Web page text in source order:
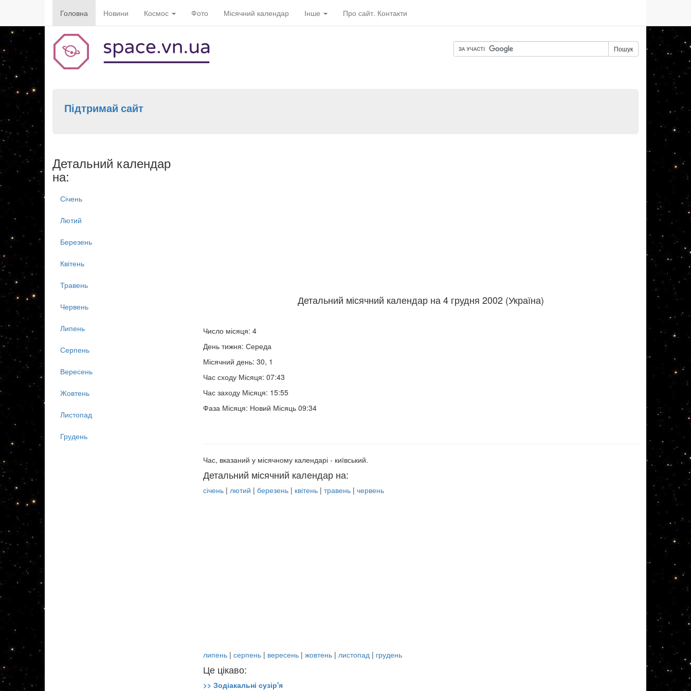
Головна Новини Космос Фото Місячний календар Інше Про сайт. Контакти
Пошук
Підтримай сайт
Детальний місячний календар на 4 грудня 2002 (Україна)
Число місяця: 4
День тижня: Середа
Місячний день: 30, 1
Час сходу Місяця: 07:43
Час заходу Місяця: 15:55
Фаза Місяця: Новий Місяць 09:34
Час, вказаний у місячному календарі - київський.
Детальний місячний календар на:
січень| лютий | березень| квітень| травень| червень
липень| серпень| вересень| жовтень| листопад| грудень
Це цікаво:
>> Зодіакальні сузір'я
Детальний календар
на:
Січень
Лютий
Березень
Квітень
Травень
Червень
Липень
Серпень
Вересень
Жовтень
Листопад
Грудень